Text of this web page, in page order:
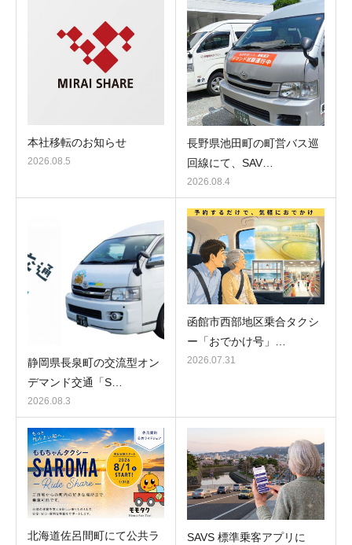
本社移転のお知らせ
2026.08.5
長野県池田町の町営バス巡
回線にて、SAV…
2026.08.4
静岡県長泉町の交流型オン
デマンド交通「S…
2026.08.3
函館市西部地区乗合タクシ
ー「おでかけ号」…
2026.07.31
北海道佐呂間町にて公共ラ
SAVS 標準乗客アプリに